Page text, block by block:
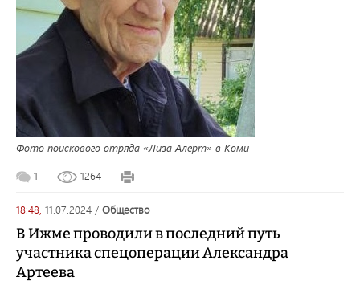
Фото поискового отряда «Лиза Алерт» в Коми
1 1264
18:48, 11.07.2024 / общество
В Ижме проводили в последний путь
участника спецоперации Александра
Артеева